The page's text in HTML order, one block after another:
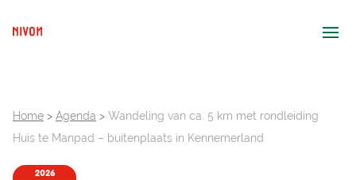
Home > Agenda > Wandeling van ca. 5 km met rondleiding
Huis te Manpad – buitenplaats in Kennemerland
2026